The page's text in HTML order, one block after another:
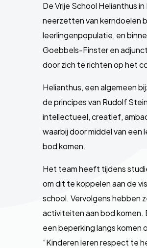
De Vrije School Helianthus
neerzetten van kerndoelen
leerlingenpopulatie, en
Goebbels-Finster en
door zich te richten op het
Helianthus, een algemeen
de principes van Rudolf
intellectueel, creatief,
waarbij door middel van
bod komen.
Het team heeft tijdens
om dit te koppelen aan de
school. Vervolgens hebben
activiteiten aan bod komen.
een beperking langs komen
“Kinderen leren respect te